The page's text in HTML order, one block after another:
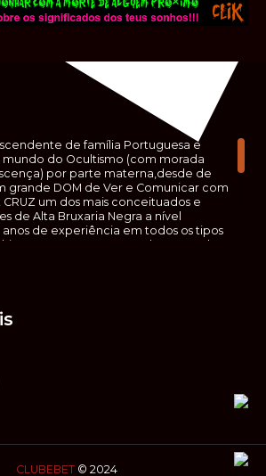
de família Portuguesa e
mundo do Ocultismo (com morada
por parte materna,desde de
grande DOM de Ver e Comunicar com
CRUZ um dos mais conceituados e
de Alta Bruxaria Negra a nível
de experiência em todos os tipos
Escreveu os seus saberes ocultos
e sem possuir a devida
Consultai por isso sempre um
quando se trata de fazer trabalhos
CLUBEBET © 2024